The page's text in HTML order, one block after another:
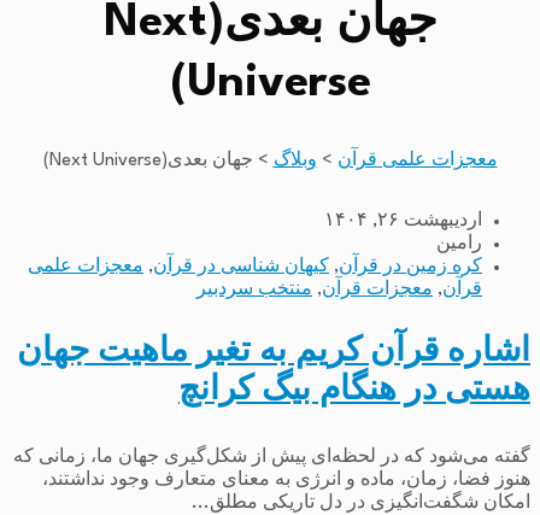
جهان بعدی(Next
Universe)
معجزات علمی قرآن > وبلاگ > جهان بعدی(Next Universe)
اردیبهشت ۲۶, ۱۴۰۴
رامین
کره زمین در قرآن, کیهان شناسی در قرآن, معجزات علمی
قرآن, معجزات قرآن, منتخب سردبیر
اشاره قرآن کریم به تغیر ماهیت جهان
هستی در هنگام بیگ کرانچ
گفته می‌شود که در لحظه‌ای پیش از شکل‌گیری جهان ما، زمانی که
هنوز فضا، زمان، ماده و انرژی به معنای متعارف وجود نداشتند،
امکان شگفت‌انگیزی در دل تاریکی مطلق...